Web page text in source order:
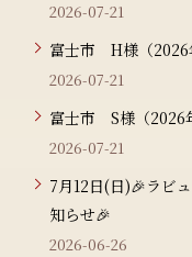
2026-07-21
富士市 H様（2026
2026-07-21
富士市 S様（2026
2026-07-21
7月12日(日)🎉ラビ
知らせ🎉
2026-06-26